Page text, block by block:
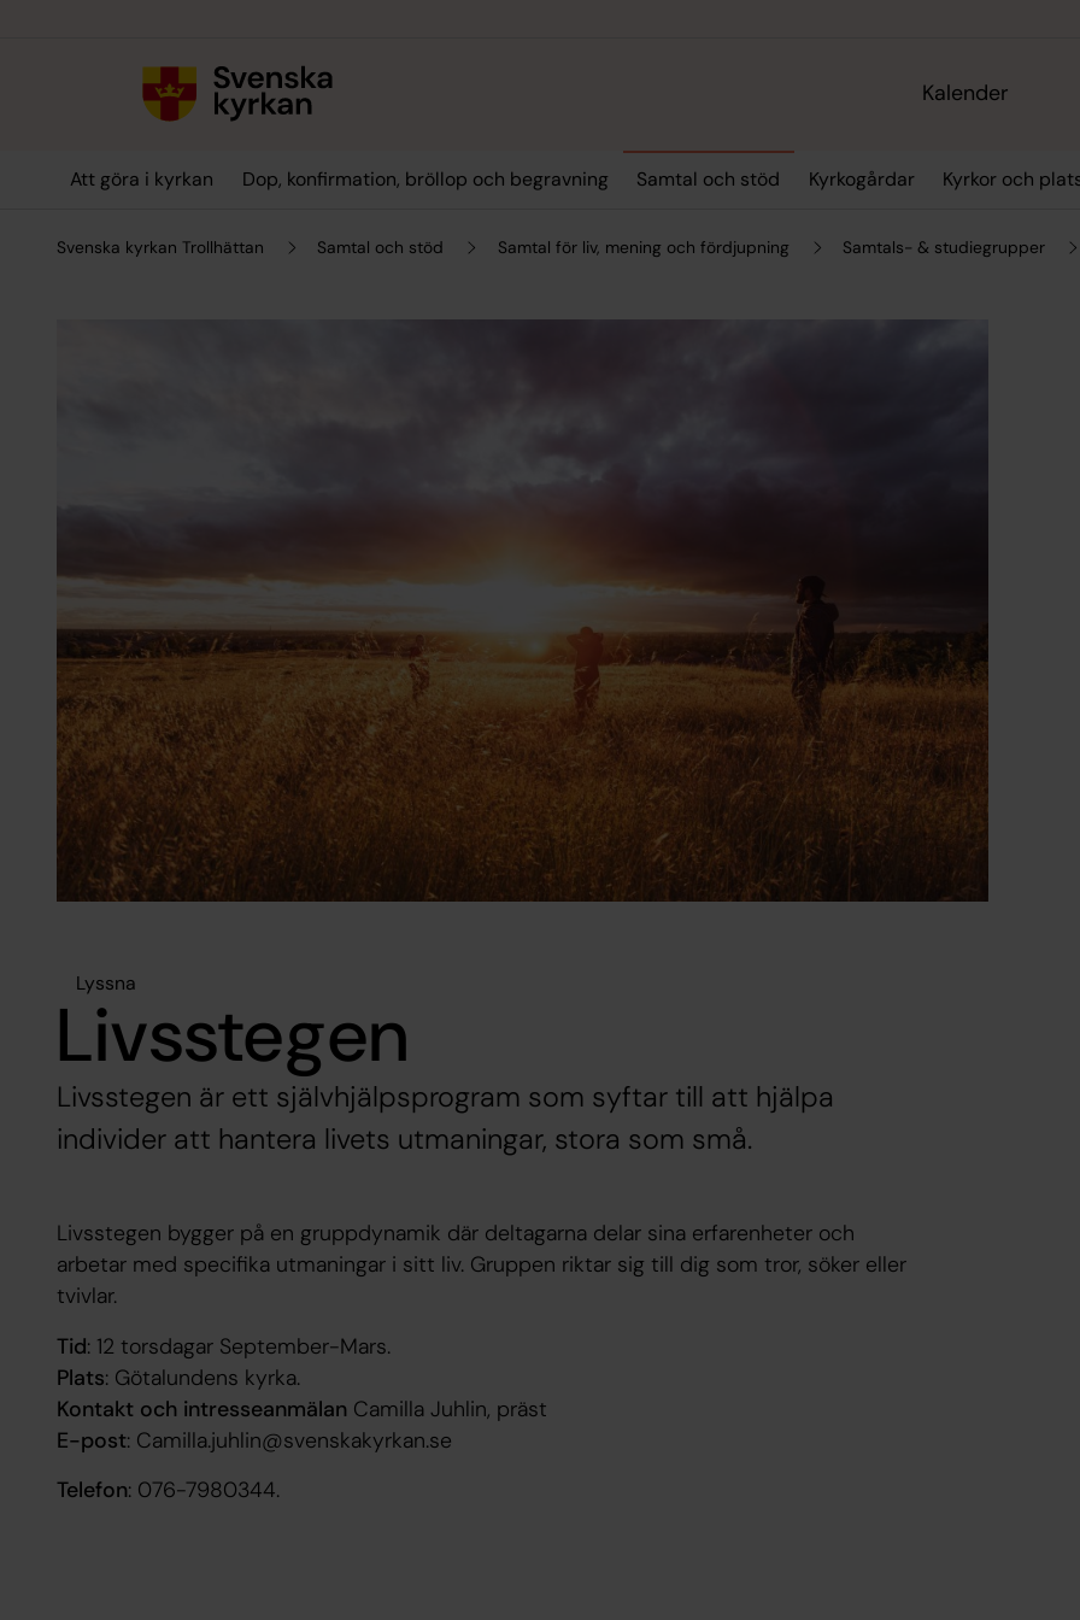
Kalender
Att göra i kyrkan Dop, konfirmation, bröllop och begravning Samtal och stöd Kyrkogårdar Kyrkor och
Svenska kyrkan Trollhättan Samtal och stöd Samtal för liv, mening och fördjupning Samtals- & studiegrupper
Lyssna
Livsstegen
Livsstegen är ett självhjälpsprogram som syftar till att hjälpa
individer att hantera livets utmaningar, stora som små.
Livsstegen bygger på en gruppdynamik där deltagarna delar sina erfarenheter och
arbetar med specifika utmaningar i sitt liv. Gruppen riktar sig till dig som tror, söker eller
tvivlar.
Tid: 12 torsdagar September-Mars.
Plats: Götalundens kyrka.
Kontakt och intresseanmälanCamilla Juhlin, präst
E-post: Camilla.juhlin@svenskakyrkan.se
Telefon: 076-7980344.